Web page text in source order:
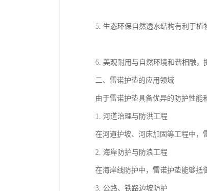
5. 生态环保自然透水结构有利于植
6. 美观耐用与自然环境和谐相融，
二、雷诺护垫的应用领域
由于雷诺护垫具备优异的防护性能
1. 河道治理与防洪工程
在河道护坡、河床加固等工程中，
2. 海岸防护与防浪工程
在海岸线防护中，雷诺护垫能够抵
3. 公路、铁路边坡防护